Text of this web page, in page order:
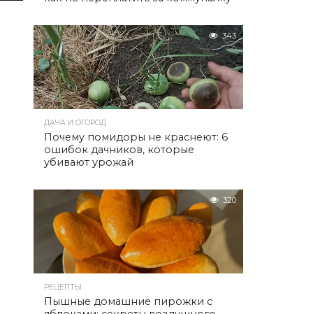
343
ДАЧА И ОГОРОД
Почему помидоры не краснеют: 6
ошибок дачников, которые
убивают урожай
320
РЕЦЕПТЫ
Пышные домашние пирожки с